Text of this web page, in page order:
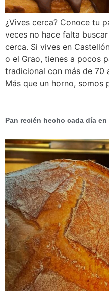
¿Vives cerca? Conoce tu
veces no hace falta
cerca. Si vives en
o el Grao, tienes a pocos
tradicional con más de 70
Más que un horno,
Pan recién hecho cada día